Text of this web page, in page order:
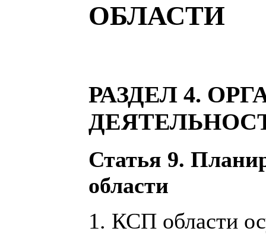
ОБЛАСТИ
РАЗДЕЛ 4.
Статья 9.
области
1. КСП области